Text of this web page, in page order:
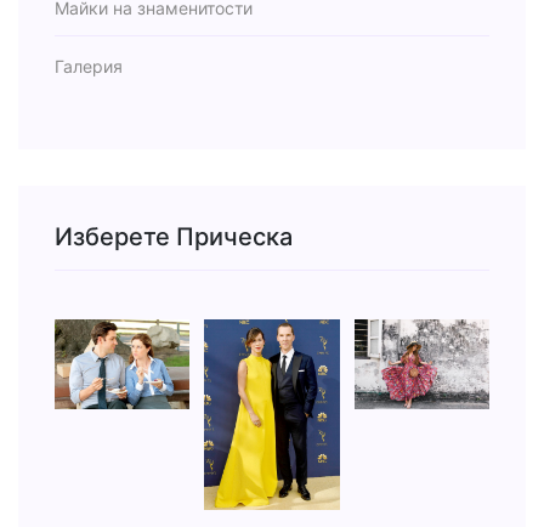
Майки на знаменитости
Галерия
Изберете Прическа